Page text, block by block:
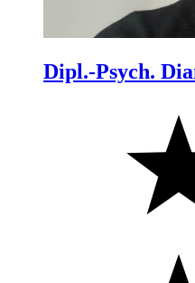
Dipl.-Psych.